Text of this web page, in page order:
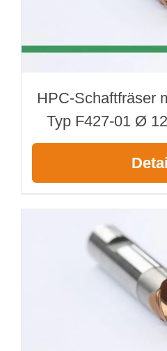
HPC-Schaftfräser
Typ F427-01 Ø